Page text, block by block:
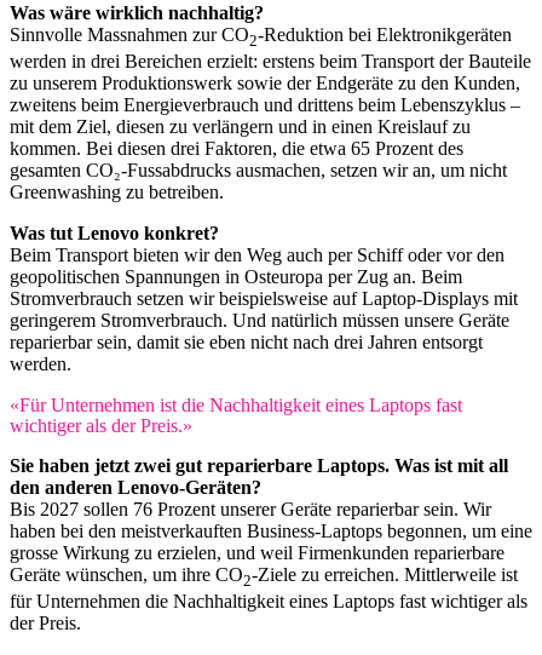
Was wäre wirklich nachhaltig?
Sinnvolle Massnahmen zur CO2-Reduktion bei Elektronikgeräten
werden in drei Bereichen erzielt: erstens beim Transport der Bauteile
zu unserem Produktionswerk sowie der Endgeräte zu den Kunden,
zweitens beim Energieverbrauch und drittens beim Lebenszyklus –
mit dem Ziel, diesen zu verlängern und in einen Kreislauf zu
kommen. Bei diesen drei Faktoren, die etwa 65 Prozent des
gesamten CO₂-Fussabdrucks ausmachen, setzen wir an, um nicht
Greenwashing zu betreiben.
Was tut Lenovo konkret?
Beim Transport bieten wir den Weg auch per Schiff oder vor den
geopolitischen Spannungen in Osteuropa per Zug an. Beim
Stromverbrauch setzen wir beispielsweise auf Laptop-Displays mit
geringerem Stromverbrauch. Und natürlich müssen unsere Geräte
reparierbar sein, damit sie eben nicht nach drei Jahren entsorgt
werden.
«Für Unternehmen ist die Nachhaltigkeit eines Laptops fast
wichtiger als der Preis.»
Sie haben jetzt zwei gut reparierbare Laptops. Was ist mit all
den anderen Lenovo-Geräten?
Bis 2027 sollen 76 Prozent unserer Geräte reparierbar sein. Wir
haben bei den meistverkauften Business-Laptops begonnen, um eine
grosse Wirkung zu erzielen, und weil Firmenkunden reparierbare
Geräte wünschen, um ihre CO2-Ziele zu erreichen. Mittlerweile ist
für Unternehmen die Nachhaltigkeit eines Laptops fast wichtiger als
der Preis.